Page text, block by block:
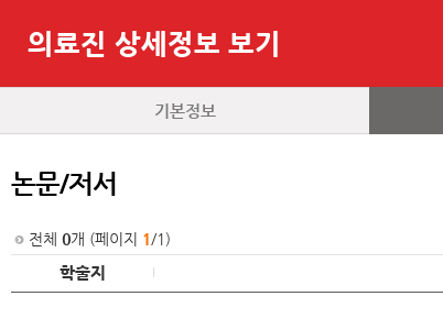
의료진 상세정보 보기
기본정보
논문/저서
전체 0개 (페이지 1/1)
학술지